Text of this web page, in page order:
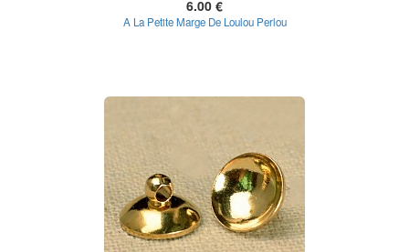
6.00 €
A La Petite Marge De Loulou Perlou